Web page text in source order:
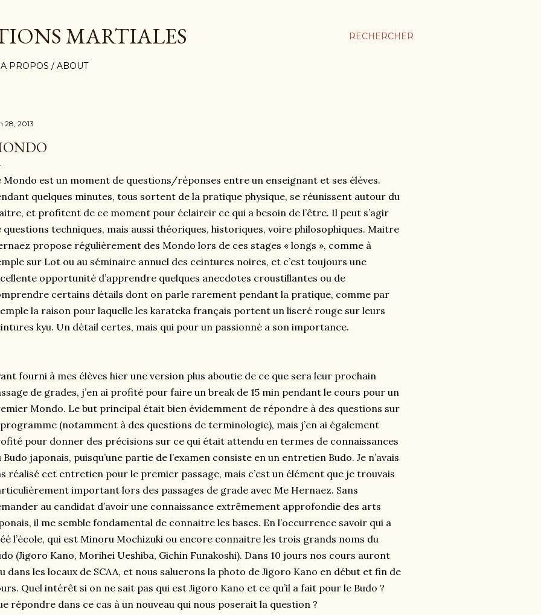
RECHERCHER
MARTIALES
A PROPOS / ABOUT
28, 2013
Mondo est un moment de questions/réponses entre un enseignant et ses élèves.
quelques minutes, tous sortent de la pratique physique, se réunissent autour du
et profitent de ce moment pour éclaircir ce qui a besoin de l’être. Il peut s’agir
questions techniques, mais aussi théoriques, historiques, voire philosophiques. Maitre
propose régulièrement des Mondo lors de ces stages « longs », comme à
sur Lot ou au séminaire annuel des ceintures noires, et c’est toujours une
opportunité d’apprendre quelques anecdotes croustillantes ou de
certains détails dont on parle rarement pendant la pratique, comme par
la raison pour laquelle les karateka français portent un liseré rouge sur leurs
kyu. Un détail certes, mais qui pour un passionné a son importance.
fourni à mes élèves hier une version plus aboutie de ce que sera leur prochain
de grades, j’en ai profité pour faire un break de 15 min pendant le cours pour un
Mondo. Le but principal était bien évidemment de répondre à des questions sur
(notamment à des questions de terminologie), mais j’en ai également
pour donner des précisions sur ce qui était attendu en termes de connaissances
Budo japonais, puisqu’une partie de l’examen consiste en un entretien Budo. Je n’avais
réalisé cet entretien pour le premier passage, mais c’est un élément que je trouvais
important lors des passages de grade avec Me Hernaez. Sans
au candidat d’avoir une connaissance extrêmement approfondie des arts
il me semble fondamental de connaitre les bases. En l’occurrence savoir qui a
l’école, qui est Minoru Mochizuki ou encore connaitre les trois grands noms du
(Jigoro Kano, Morihei Ueshiba, Gichin Funakoshi). Dans 10 jours nos cours auront
dans les locaux de SCAA, et nous saluerons la photo de Jigoro Kano en début et fin de
Quel intérêt si on ne sait pas qui est Jigoro Kano et ce qu’il a fait pour le Budo ?
répondre dans ce cas à un nouveau qui nous poserait la question ?